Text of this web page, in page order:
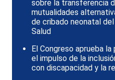
sobre la transferencia
mutualidades
de cribado neonatal
Salud
El Congreso aprueba
el impulso de la
con discapacidad y la